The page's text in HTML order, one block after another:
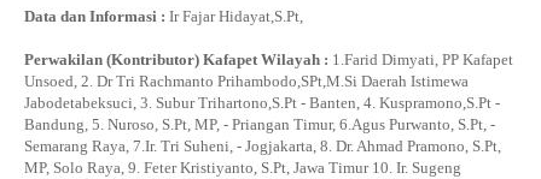
Data dan Informasi : Ir Fajar Hidayat,S.Pt,
Perwakilan (Kontributor) Kafapet Wilayah : 1.Farid Dimyati, PP Kafapet
Unsoed, 2. Dr Tri Rachmanto Prihambodo,SPt,M.Si Daerah Istimewa
Jabodetabeksuci, 3. Subur Trihartono,S.Pt - Banten, 4. Kuspramono,S.Pt -
Bandung, 5. Nuroso, S.Pt, MP, - Priangan Timur, 6.Agus Purwanto, S.Pt, -
Semarang Raya, 7.Ir. Tri Suheni, - Jogjakarta, 8. Dr. Ahmad Pramono, S.Pt,
MP, Solo Raya, 9. Feter Kristiyanto, S.Pt, Jawa Timur 10. Ir. Sugeng